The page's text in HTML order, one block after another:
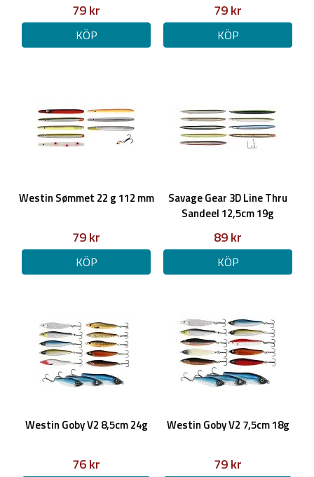
79 kr
KÖP
79 kr
KÖP
Westin Sømmet 22 g 112 mm
79 kr
KÖP
Savage Gear 3D Line Thru
Sandeel 12,5cm 19g
89 kr
KÖP
Westin Goby V2 8,5cm 24g
76 kr
Westin Goby V2 7,5cm 18g
79 kr